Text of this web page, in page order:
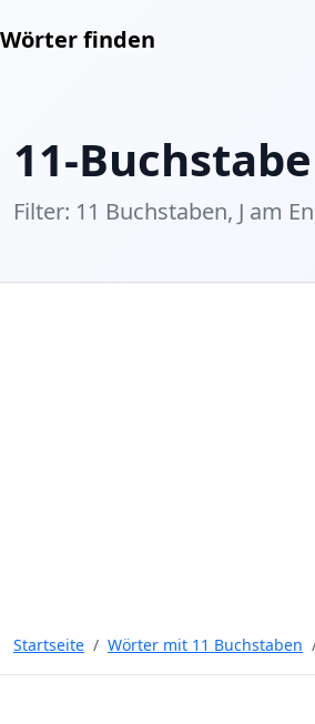
Wörter finden
11-
Filter: 11 Buchstaben, J am
Startseite Wörter mit 11 Buchstaben